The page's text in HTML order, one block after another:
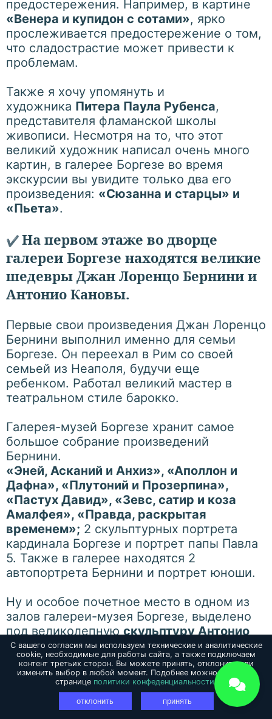
С вашего согласия мы используем технические и аналитические
cookie, необходимые для работы сайта, а также подключаем
контент третьих сторон. Вы можете принять, отклонить или
изменить выбор в любой момент. Подобнее можно узнать на
странице политики конфеденциальности.
отклонить принять
предостережения. Например, в картине
«Венера и купидон с сотами», ярко
прослеживается предостережение о том,
что сладострастие может привести к
проблемам.
Также я хочу упомянуть и
художника Питера Паула Рубенса,
представителя фламанской школы
живописи. Несмотря на то, что этот
великий художник написал очень много
картин, в галерее Боргезе во время
экскурсии вы увидите только два его
произведения: «Сюзанна и старцы» и
«Пьета».
✔ На первом этаже во дворце
галереи Боргезе находятся великие
шедевры Джан Лоренцо Бернини и
Антонио Кановы.
Первые свои произведения Джан Лоренцо
Бернини выполнил именно для семьи
Боргезе. Он переехал в Рим со своей
семьей из Неаполя, будучи еще
ребенком. Работал великий мастер в
театральном стиле барокко.
Галерея-музей Боргезе хранит самое
большое собрание произведений
Бернини.
«Эней, Асканий и Анхиз», «Аполлон и
Дафна», «Плутоний и Прозерпина»,
«Пастух Давид», «Зевс, сатир и коза
Амалфея», «Правда, раскрытая
временем»; 2 скульптурных портрета
кардинала Боргезе и портрет папы Павла
5. Также в галерее находятся 2
автопортрета Бернини и портрет юноши.
Ну и особое почетное место в одном из
залов галереи-музея Боргезе, выделено
под великолепнуюскульптуру Антонио
Кановы.
Сестра императора Наполеона Бонопарта
Паолина, изображена как богиня Венера,
которая выиграла конкурс красоты на
Олимпе и получила приз яблоко.